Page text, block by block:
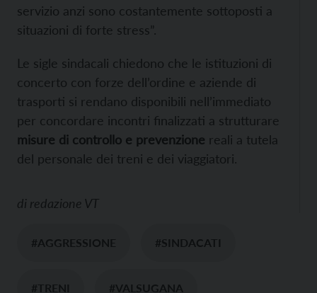
servizio anzi sono costantemente sottoposti a
situazioni di forte stress”.
Le sigle sindacali chiedono che le istituzioni di
concerto con forze dell’ordine e aziende di
trasporti si rendano disponibili nell’immediato
per concordare incontri finalizzati a strutturare
misure di controllo e prevenzione reali a tutela
del personale dei treni e dei viaggiatori.
di redazione VT
#AGGRESSIONE #SINDACATI
#TRENI #VALSUGANA